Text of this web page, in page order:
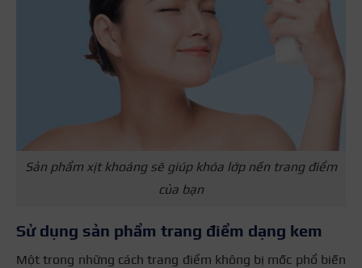
Sản phẩm xịt khoáng sẽ giúp khóa lớp nền trang điểm
của bạn
Sử dụng sản phẩm trang điểm dạng kem
Một trong những cách trang điểm không bị mốc phổ biến